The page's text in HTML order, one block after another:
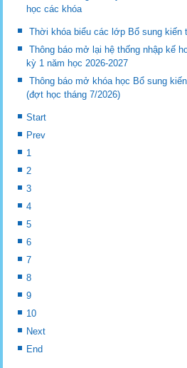
học các khóa
Thời khóa biểu các lớp Bổ sung kiến
Thông báo mở lại hệ thống nhập kế
kỳ 1 năm học 2026-2027
Thông báo mở khóa học Bổ sung
(đợt học tháng 7/2026)
Start
Prev
1
2
3
4
5
6
7
8
9
10
Next
End